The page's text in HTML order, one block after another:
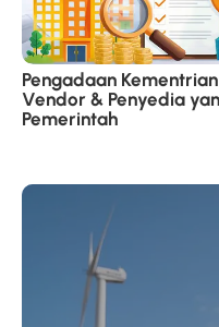
Pengadaan
Vendor & Penyedia
Pemerintah